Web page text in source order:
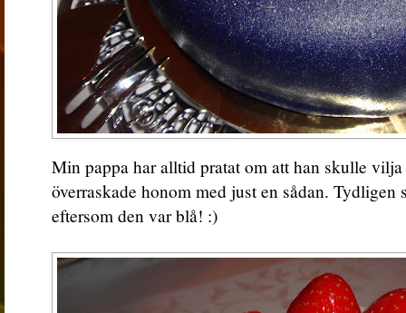
Min pappa har alltid pratat om att han skulle vilja
överraskade honom med just en sådan. Tydligen
eftersom den var blå! :)